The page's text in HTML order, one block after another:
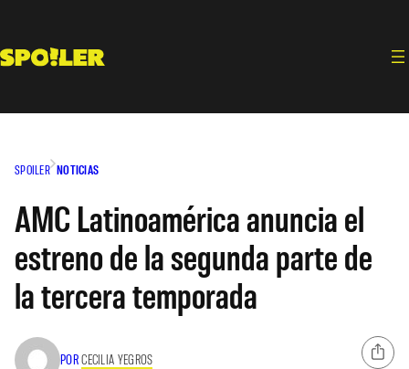
contenido
SPOILER NOTICIAS
AMC Latinoamérica anuncia el
estreno de la segunda parte de
la tercera temporada
PORCECILIA YEGROS